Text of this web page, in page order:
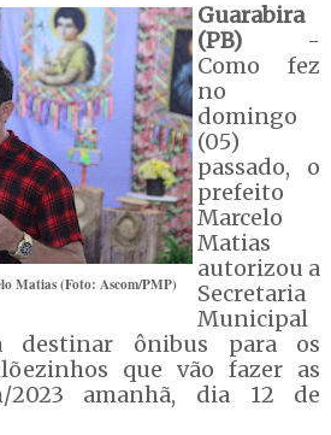
Matias (Foto: Ascom/PMP)
Guarabira
(PB)-
Como fez
no
domingo
(05)
passado, o
prefeito
Marcelo
Matias
autorizou a
Secretaria
Municipal
destinar ônibus para os
que vão fazer as
2023 amanhã, dia 12 de